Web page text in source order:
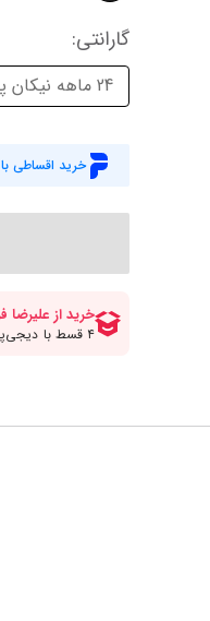
گارانتی:
24 ماهه نیکان پاسارگاد
خرید اقساطی